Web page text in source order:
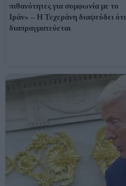
πιθανότητες για συμφωνία με το
Ιράν» – Η Τεχεράνη διαψεύδει ότι
διαπραγματεύεται